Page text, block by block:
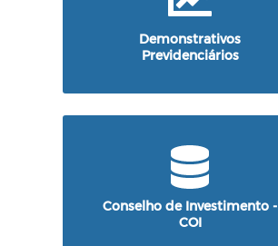
Demonstrativos
Previdenciários
Conselho de Investimento -
COI